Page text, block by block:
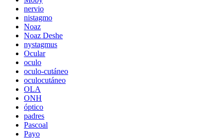
nervio
nistagmo
Noaz
Noaz Deshe
nystagmus
Ocular
oculo
oculo-cutáneo
oculocutáneo
OLA
ONH
óptico
padres
Pascoal
Payo